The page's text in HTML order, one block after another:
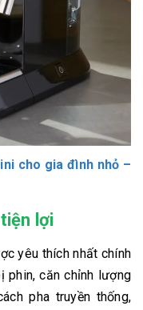
cho gia đình nhỏ –
lợi
yêu thích nhất chính
phin, căn chỉnh lượng
pha truyền thống,